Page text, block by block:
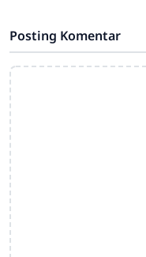
Posting Komentar